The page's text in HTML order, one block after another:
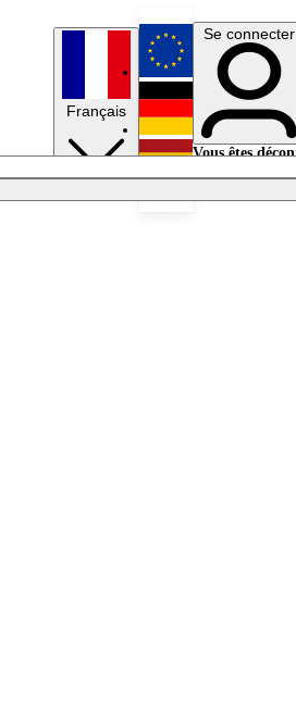
Français
English
Deutsch
Se connecter
Vous êtes